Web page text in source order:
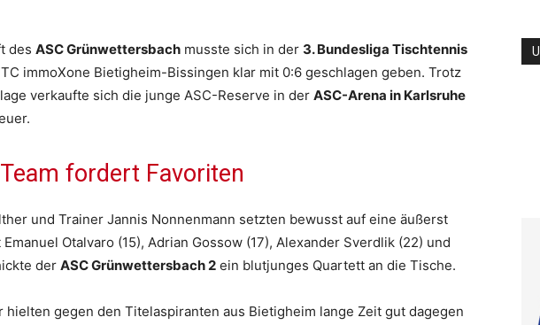
des ASC Grünwettersbach musste sich in der 3. Bundesliga Tischtennis
immoXone Bietigheim-Bissingen klar mit 0:6 geschlagen geben. Trotz
verkaufte sich die junge ASC-Reserve in der ASC-Arena in Karlsruhe
fordert Favoriten
und Trainer Jannis Nonnenmann setzten bewusst auf eine äußerst
Otalvaro (15), Adrian Gossow (17), Alexander Sverdlik (22) und
der ASC Grünwettersbach 2 ein blutjunges Quartett an die Tische.
hielten gegen den Titelaspiranten aus Bietigheim lange Zeit gut dagegen